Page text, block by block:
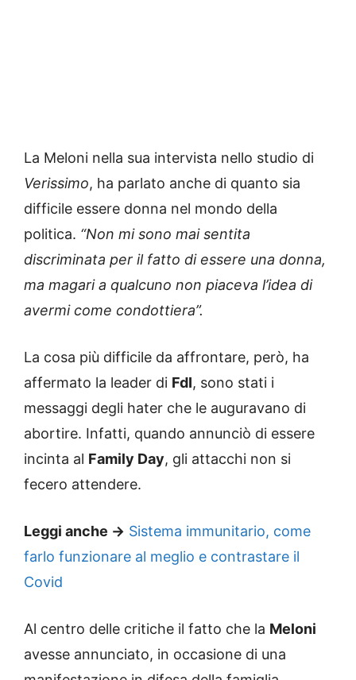
La Meloni nella sua intervista nello studio di
Verissimo, ha parlato anche di quanto sia
difficile essere donna nel mondo della
politica. “Non mi sono mai sentita
discriminata per il fatto di essere una donna,
ma magari a qualcuno non piaceva l’idea di
avermi come condottiera”.
La cosa più difficile da affrontare, però, ha
affermato la leader di FdI, sono stati i
messaggi degli hater che le auguravano di
abortire. Infatti, quando annunciò di essere
incinta al Family Day, gli attacchi non si
fecero attendere.
Leggi anche -> Sistema immunitario, come
farlo funzionare al meglio e contrastare il
Covid
Al centro delle critiche il fatto che la Meloni
avesse annunciato, in occasione di una